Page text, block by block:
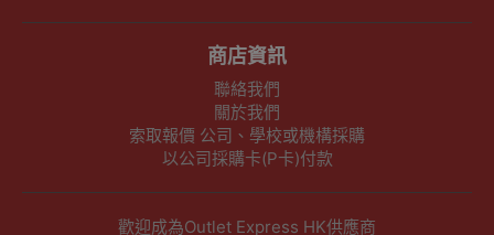
商店資訊
聯絡我們
關於我們
索取報價 公司、學校或機構採購
以公司採購卡(P卡)付款
歡迎成為Outlet Express HK供應商